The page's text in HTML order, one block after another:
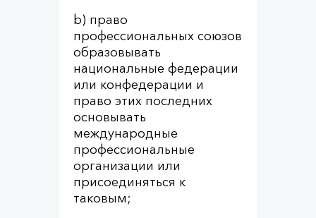
b) право
профессиональных союзов
образовывать
национальные федерации
или конфедерации и
право этих последних
основывать
международные
профессиональные
организации или
присоединяться к
таковым;